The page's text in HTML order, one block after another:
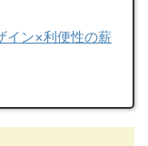
イン×利便性の薪